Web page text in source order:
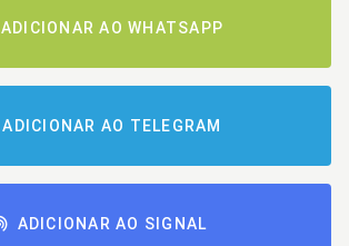
ADICIONAR AO WHATSAPP
ADICIONAR AO TELEGRAM
ADICIONAR AO SIGNAL